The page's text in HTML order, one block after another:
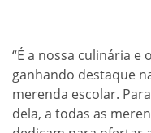
“É a nossa culinária e
ganhando destaque
merenda escolar.
dela, a todas as